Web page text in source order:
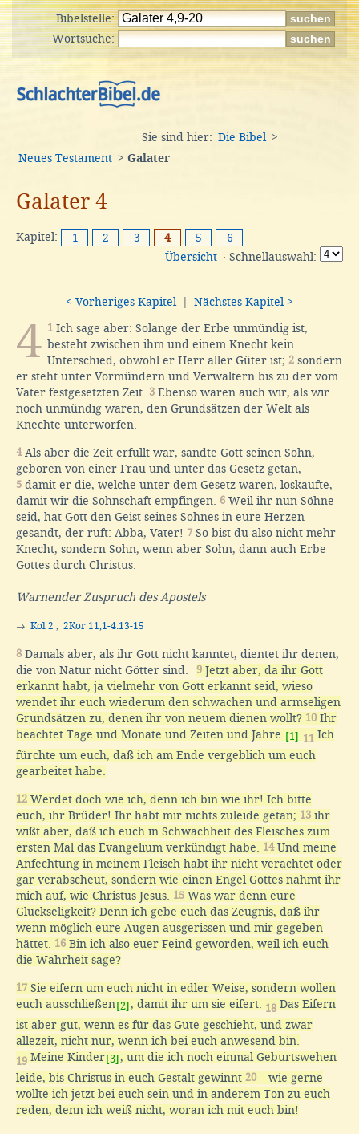
Bibelstelle:
Wortsuche:
Sie sind hier: Die Bibel
>
Neues Testament > Galater
Galater 4
Kapitel: 1 2 3 4 5
6
Übersicht · Schnellauswahl:
< Vorheriges Kapitel Nächstes Kapitel >
4 1 Ich sage aber: Solange der Erbe unmündig ist,
besteht zwischen ihm und einem Knecht kein
Unterschied, obwohl er Herr aller Güter ist; 2 sondern
er steht unter Vormündern und Verwaltern bis zu der vom
Vater festgesetzten Zeit. 3 Ebenso waren auch wir, als wir
noch unmündig waren, den Grundsätzen der Welt als
Knechte unterworfen.
4Als aber die Zeit erfüllt war, sandte Gott seinen Sohn,
geboren von einer Frau und unter das Gesetz getan,
5 damit er die, welche unter dem Gesetz waren, loskaufte,
damit wir die Sohnschaft empfingen. 6 Weil ihr nun Söhne
seid, hat Gott den Geist seines Sohnes in eure Herzen
gesandt, der ruft: Abba, Vater! 7 So bist du also nicht mehr
Knecht, sondern Sohn; wenn aber Sohn, dann auch Erbe
Gottes durch Christus.
Warnender Zuspruch des Apostels
→ Kol 2 ; 2Kor 11,1-4.13-15
8 Damals aber, als ihr Gott nicht kanntet, dientet ihr denen,
die von Natur nicht Götter sind.
9 Jetzt aber, da ihr Gott
erkannt habt, ja vielmehr von Gott erkannt seid, wieso
wendet ihr euch wiederum den schwachen und armseligen
Grundsätzen zu, denen ihr von neuem dienen wollt? 10 Ihr
beachtet Tage und Monate und Zeiten und Jahre. [1] 11 Ich
fürchte um euch, daß ich am Ende vergeblich um euch
gearbeitet habe.
12 Werdet doch wie ich, denn ich bin wie ihr! Ich bitte
euch, ihr Brüder! Ihr habt mir nichts zuleide getan; 13 ihr
wißt aber, daß ich euch in Schwachheit des Fleisches zum
ersten Mal das Evangelium verkündigt habe. 14Und meine
Anfechtung in meinem Fleisch habt ihr nicht verachtet oder
gar verabscheut, sondern wie einen Engel Gottes nahmt ihr
mich auf, wie Christus Jesus. 15 Was war denn eure
Glückseligkeit? Denn ich gebe euch das Zeugnis, daß ihr
wenn möglich eure Augen ausgerissen und mir gegeben
hättet. 16 Bin ich also euer Feind geworden, weil ich euch
die Wahrheit sage?
17 Sie eifern um euch nicht in edler Weise, sondern wollen
euch ausschließen [2], damit ihr um sie eifert. 18 Das Eifern
ist aber gut, wenn es für das Gute geschieht, und zwar
allezeit, nicht nur, wenn ich bei euch anwesend bin.
19 Meine Kinder[3], um die ich noch einmal Geburtswehen
leide, bis Christus in euch Gestalt gewinnt 20 – wie gerne
wollte ich jetzt bei euch sein und in anderem Ton zu euch
reden, denn ich weiß nicht, woran ich mit euch bin!